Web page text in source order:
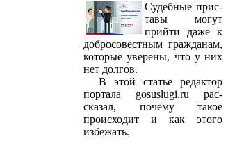
Судебные прис­
тавы могут
прийти даже к
добросовестным гражданам,
которые уверены, что у них
нет долгов.
В этой статье редактор
портала gosuslugi.ru рас­
сказал, почему такое
происходит и как этого
избежать.